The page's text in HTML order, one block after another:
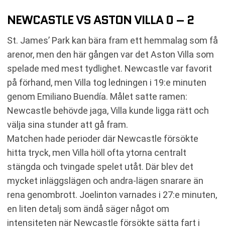
NEWCASTLE VS ASTON VILLA 0 – 2
St. James’ Park kan bära fram ett hemmalag som få
arenor, men den här gången var det Aston Villa som
spelade med mest tydlighet. Newcastle var favorit
på förhand, men Villa tog ledningen i 19:e minuten
genom Emiliano Buendía. Målet satte ramen:
Newcastle behövde jaga, Villa kunde ligga rätt och
välja sina stunder att gå fram.
Matchen hade perioder där Newcastle försökte
hitta tryck, men Villa höll ofta ytorna centralt
stängda och tvingade spelet utåt. Där blev det
mycket inläggslägen och andra-lägen snarare än
rena genombrott. Joelinton varnades i 27:e minuten,
en liten detalj som ändå säger något om
intensiteten när Newcastle försökte sätta fart i